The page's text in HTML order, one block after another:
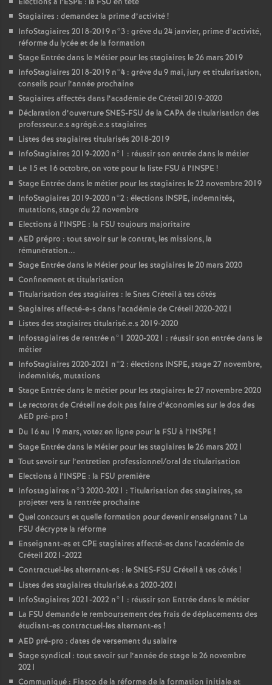
Stagiaires : demandez la prime d’activité!
InfoStagiaires 2018-2019 n°3 : grève du 24 janvier, prime d’activité,
réforme du lycée et de la formation
Stage Entrée dans le Métier pour les stagiaires le 26 mars 2019
InfoStagiaires 2018-2019 n°4 : grève du 9 mai, jury et titularisation,
conseils pour l’année prochaine
Stagiaires affectés dans l’académie de Créteil 2019-2020
Déclaration d’ouvertureSNES-FSU de la CAPAde titularisation des
professeur.e.s agrégé.e.s stagiaires
Listes des stagiaires titularisés 2018-2019
InfoStagiaires 2019-2020 n°1 : réussir son entrée dans le métier
Le 15 et 16 octobre, on vote pour la liste FSU à l’INSPE !
Stage Entrée dans le métier pour les stagiaires le 22 novembre 2019
InfoStagiaires 2019-2020 n°2 : élections INSPE, indemnités,
mutations, stage du 22 novembre
Elections à l’INSPE : la FSU toujours majoritaire
AED prépro : tout savoir sur le contrat, les missions, la
rémunération...
Stage Entrée dans le Métier pour les stagiaires le 20 mars 2020
Confinement et titularisation
Titularisation des stagiaires : le Snes Créteil à tes côtés
Stagiaires affecté-e-s dans l’académie de Créteil 2020-2021
Listes des stagiaires titularisé.e.s 2019-2020
Infostagiaires de rentrée n°1 2020-2021 : réussir son entrée dans le
métier
InfoStagiaires 2020-2021 n°2 : élections INSPE, stage 27 novembre,
indemnités, mutations
Stage Entrée dans le métier pour les stagiaires le 27 novembre 2020
Le rectorat de Créteil ne doit pas faire d’économies sur le dos des
AED pré-pro !
Du 16 au 19 mars, votez en ligne pour la FSU à l’INSPE !
Stage Entrée dans le Métier pour les stagiaires le 26 mars 2021
Tout savoir sur l’entretien professionnel/oral de titularisation
Elections à l’INSPE : la FSU première
Infostagiaires n°3 2020-2021 : Titularisation des stagiaires, se
projeter vers la rentrée prochaine
Quel concours et quelle formation pour devenir enseignant? La
FSU décrypte la réforme
Enseignant-es etCPE stagiaires affecté-es dans l’académie de
Créteil 2021-2022
Contractuel-les alternant-es : leSNES-FSU Créteil à tes côtés !
Listes des stagiaires titularisé.e.s 2020-2021
InfoStagiaires 2021-2022 n°1 : réussir son Entrée dans le métier
La FSU demande le remboursement des frais de déplacements des
étudiant-es contractuel-les alternant-es !
AED pré-pro : dates de versement du salaire
Stage syndical : tout savoir sur l’année de stage le 26 novembre
2021
Communiqué : Fiasco de la réforme de la formation initiale et